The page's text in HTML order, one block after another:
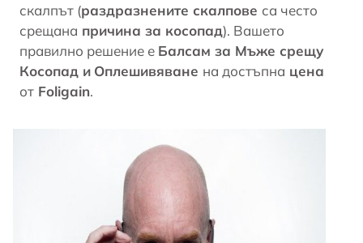
скалпът (раздразнените скалпове са често
срещана причина за косопад). Вашето
правилно решение е Балсам за Мъже срещу
Косопад и Оплешивяване на достъпна цена
от Foligain.